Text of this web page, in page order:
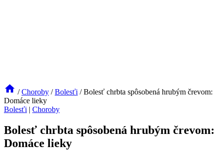
/ Choroby / Bolesťi / Bolesť chrbta spôsobená hrubým črevom:
Domáce lieky
Bolesťi | Choroby
Bolesť chrbta spôsobená hrubým črevom:
Domáce lieky